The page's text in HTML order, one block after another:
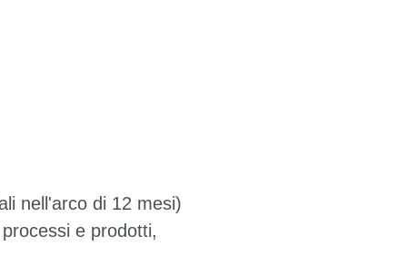
nell'arco di 12 mesi)
e prodotti,